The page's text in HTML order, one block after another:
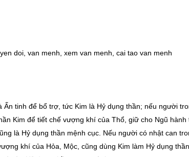
tinh để bổ trợ, tức Kim là Hỷ dụng thần; nếu người
Kim để tiết chế vượng khí của Thổ, giữ cho Ngũ hành
là Hỷ dụng thần mệnh cục. Nếu người có nhật can
khí của Hỏa, Mộc, cũng dùng Kim làm Hỷ dụng